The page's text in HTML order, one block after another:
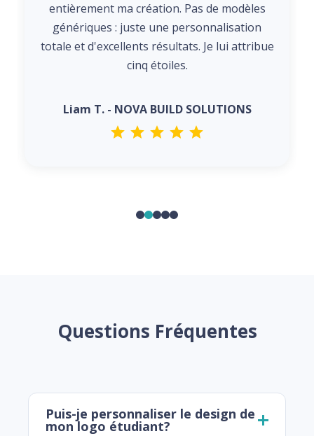
entièrement ma création. Pas de modèles
génériques : juste une personnalisation
totale et d'excellents résultats. Je lui attribue
cinq étoiles.
Liam T. - NOVA BUILD SOLUTIONS
Questions Fréquentes
Puis-je personnaliser le design de
mon logo étudiant?